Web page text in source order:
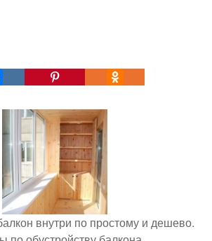
внутри по простому и дешево.